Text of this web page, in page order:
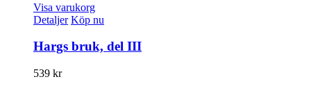
Visa varukorg
Detaljer Köp nu
Hargs bruk, del III
539 kr